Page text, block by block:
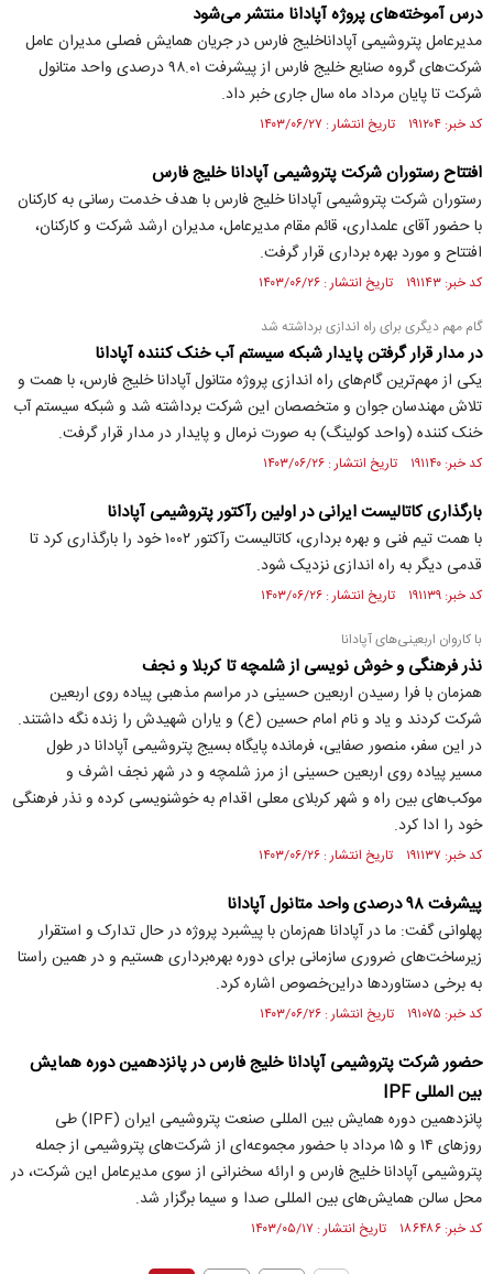
درس آموخته‌های پروژه آپادانا منتشر می‌شود
مدیرعامل پتروشیمی آپاداناخلیج فارس در جریان همایش فصلی مدیران عامل
شرکت‌های گروه صنایع خلیج فارس از پیشرفت ۹۸.۰۱ درصدی واحد متانول
شرکت تا پایان مرداد ماه سال جاری خبر داد.
کد خبر: ۱۹۱۲۰۴ تاریخ انتشار : ۱۴۰۳/۰۶/۲۷
افتتاح رستوران شرکت پتروشیمی آپادانا خلیج فارس
رستوران شرکت پتروشیمی آپادانا خلیج فارس با هدف خدمت رسانی به کارکنان
با حضور آقای علمداری، قائم مقام مدیرعامل، مدیران ارشد شرکت و کارکنان،
افتتاح و مورد بهره برداری قرار گرفت.
کد خبر: ۱۹۱۱۴۳ تاریخ انتشار : ۱۴۰۳/۰۶/۲۶
گام مهم دیگری برای راه اندازی برداشته شد
در مدار قرار گرفتن پایدار شبکه سیستم آب خنک کننده آپادانا
یکی از مهم‌ترین گام‌های راه اندازی پروژه متانول آپادانا خلیج فارس، با همت و
تلاش مهندسان جوان و متخصصان این شرکت برداشته شد و شبکه سیستم آب
خنک کننده (واحد کولینگ) به صورت نرمال و پایدار در مدار قرار گرفت.
کد خبر: ۱۹۱۱۴۰ تاریخ انتشار : ۱۴۰۳/۰۶/۲۶
بارگذاری کاتالیست ایرانی در اولین رآکتور پتروشیمی آپادانا
با همت تیم فنی و بهره برداری، کاتالیست رآکتور ۱۰۰۲ خود را بارگذاری کرد تا
قدمی دیگر به راه اندازی نزدیک شود.
کد خبر: ۱۹۱۱۳۹ تاریخ انتشار : ۱۴۰۳/۰۶/۲۶
با کاروان اربعینی‌های آپادانا
نذر فرهنگی و خوش نویسی از شلمچه تا کربلا و نجف
همزمان با فرا رسیدن اربعین حسینی در مراسم مذهبی پیاده روی اربعین
شرکت کردند و یاد و نام امام حسین (ع) و یاران شهیدش را زنده نگه داشتند.
در این سفر، منصور صفایی، فرمانده پایگاه بسیج پتروشیمی آپادانا در طول
مسیر پیاده روی اربعین حسینی از مرز شلمچه و در شهر نجف اشرف و
موکب‌های بین راه و شهر کربلای معلی اقدام به خوشنویسی کرده و نذر فرهنگی
خود را ادا کرد.
کد خبر: ۱۹۱۱۳۷ تاریخ انتشار : ۱۴۰۳/۰۶/۲۶
پیشرفت ۹۸ درصدی واحد متانول آپادانا
پهلوانی گفت: ما در آپادانا هم‌زمان با پیشبرد پروژه در حال تدارک و استقرار
زیرساخت‌های ضروری سازمانی برای دوره بهره‌برداری هستیم و در همین راستا
به برخی دستاورد‌ها دراین‌خصوص اشاره کرد.
کد خبر: ۱۹۱۰۷۵ تاریخ انتشار : ۱۴۰۳/۰۶/۲۶
حضور شرکت پتروشیمی آپادانا خلیج فارس در پانزدهمین دوره همایش
بین المللی IPF
پانزدهمین دوره همایش بین المللی صنعت پتروشیمی ایران (IPF) طی
روز‌های ۱۴ و ۱۵ مرداد با حضور مجموعه‌ای از شرکت‌های پتروشیمی از جمله
پتروشیمی آپادانا خلیج فارس و ارائه سخنرانی از سوی مدیرعامل این شرکت، در
محل سالن همایش‌های بین المللی صدا و سیما برگزار شد.
کد خبر: ۱۸۶۴۸۶ تاریخ انتشار : ۱۴۰۳/۰۵/۱۷